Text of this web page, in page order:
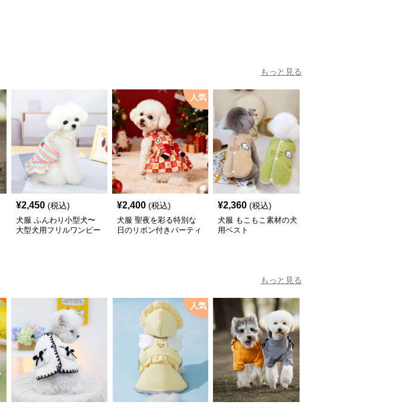
もっと見る
¥2,450 (税込)
犬服 ふんわり小型犬〜
大型犬用フリルワンピー
人気
¥2,400 (税込)
犬服 聖夜を彩る特別な
日のリボン付きパーティ
¥2,360 (税込)
犬服 もこもこ素材の犬
用ベスト
もっと見る
人気